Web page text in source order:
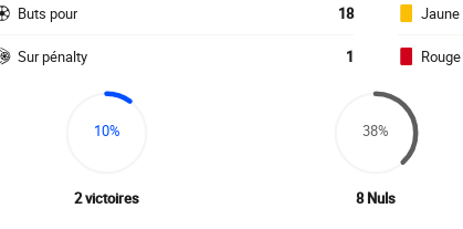
Buts pour 18
Sur pénalty 1
Jaune
Rouge
10%
2 victoires
38%
8 Nuls